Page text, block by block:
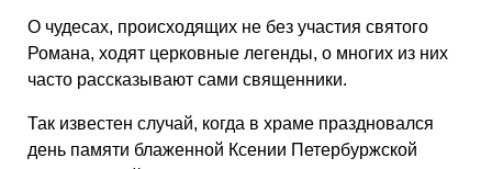
О чудесах, происходящих не без участия святого
Романа, ходят церковные легенды, о многих из них
часто рассказывают сами священники.
Так известен случай, когда в храме праздновался
день памяти блаженной Ксении Петербуржской